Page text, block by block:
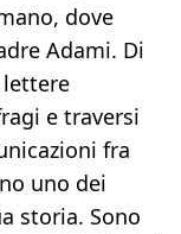
dove
Adami. Di
e traversi
fra
uno dei
storia. Sono